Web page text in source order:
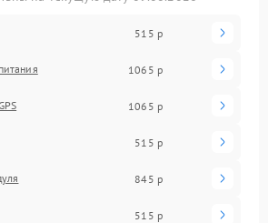
515 р
1065 р
1065 р
515 р
845 р
515 р